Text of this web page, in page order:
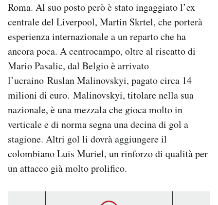
Roma. Al suo posto però è stato ingaggiato l’ex
centrale del Liverpool, Martin Skrtel, che porterà
esperienza internazionale a un reparto che ha
ancora poca. A centrocampo, oltre al riscatto di
Mario Pasalic, dal Belgio è arrivato
l’ucraino Ruslan Malinovskyi, pagato circa 14
milioni di euro. Malinovskyi, titolare nella sua
nazionale, è una mezzala che gioca molto in
verticale e di norma segna una decina di gol a
stagione. Altri gol li dovrà aggiungere il
colombiano Luis Muriel, un rinforzo di qualità per
un attacco già molto prolifico.